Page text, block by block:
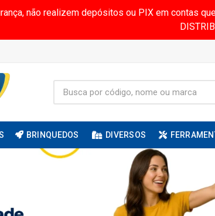
não realizem depósitos ou PIX em contas
BRINQUEDOS DIVERSOS